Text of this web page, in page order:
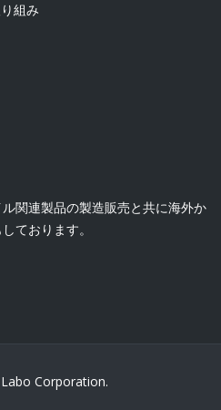
組み
関連製品の製造販売と共に海外か
ております。
Corporation.